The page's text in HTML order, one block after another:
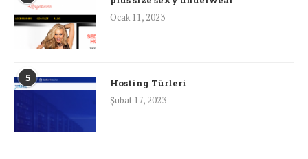
Ocak 11, 2023
5
Hosting Türleri
Şubat 17, 2023